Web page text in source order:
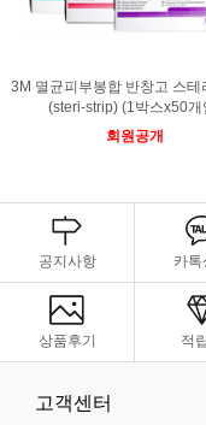
3M 멸균피부봉합 반창고 스테
(steri-strip) (1박스x50개
회원공개
공지사항 카톡
상품후기 적
고객센터